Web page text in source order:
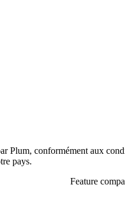
Plum, conformément aux
pays.
Feature